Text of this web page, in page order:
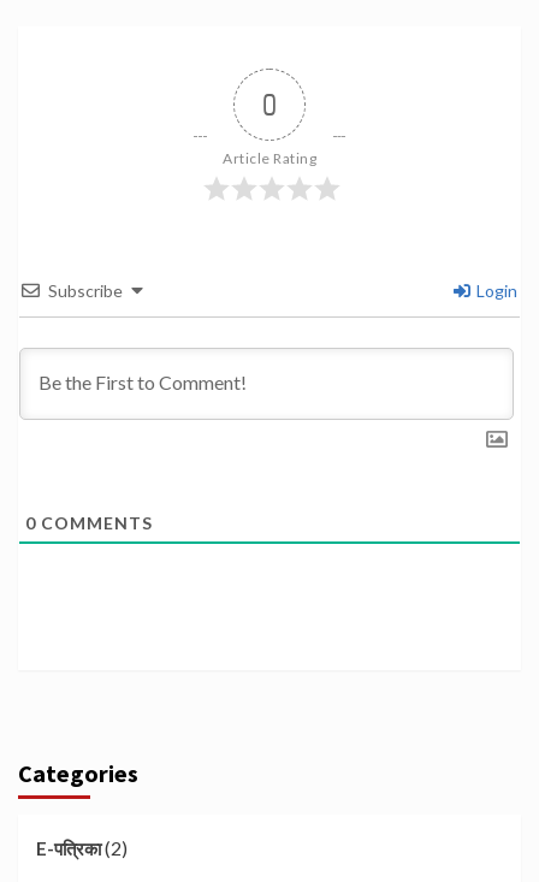
0
Article Rating
Subscribe Login
0 COMMENTS
Categories
E-पत्रिका(2)